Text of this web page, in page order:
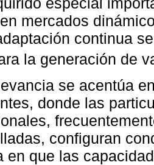
mercados
continua
la generación de
se acentúa
donde las
configuran
en que las